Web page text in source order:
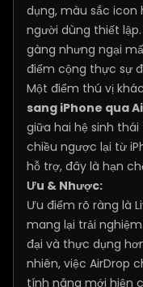
dụng, màu sắc
người dùng thiết
gàng nhưng ngại
điểm cộng thực sự
Một điểm thú vị
sang iPhone qua
giữa hai hệ sinh
chiều ngược lại từ
hỗ trợ, đây là hạn
Ưu & Nhược:
Ưu điểm rõ ràng là
mang lại trải
đại và thực dụng
nhiên, việc AirDrop
tính năng mới hiện